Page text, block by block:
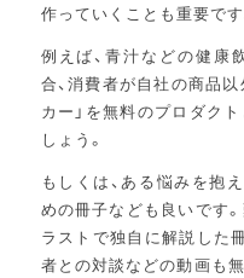
作っていくことも重要です
例えば、青汁などの健康
合、消費者が自社の商品
カー」を無料のプロダク
しょう。
もしくは、ある悩みを抱
めの冊子なども良いです
ラストで独自に解説した
者との対談などの動画も